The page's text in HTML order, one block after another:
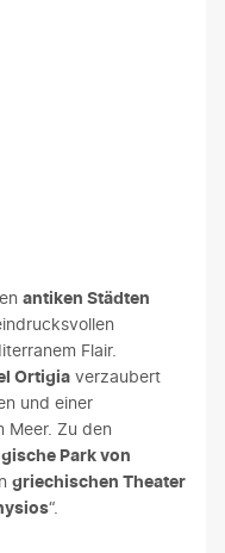
antiken Städten
Flair.
Ortigia verzaubert
und einer
Meer. Zu den
Park von
griechischen Theater
“.